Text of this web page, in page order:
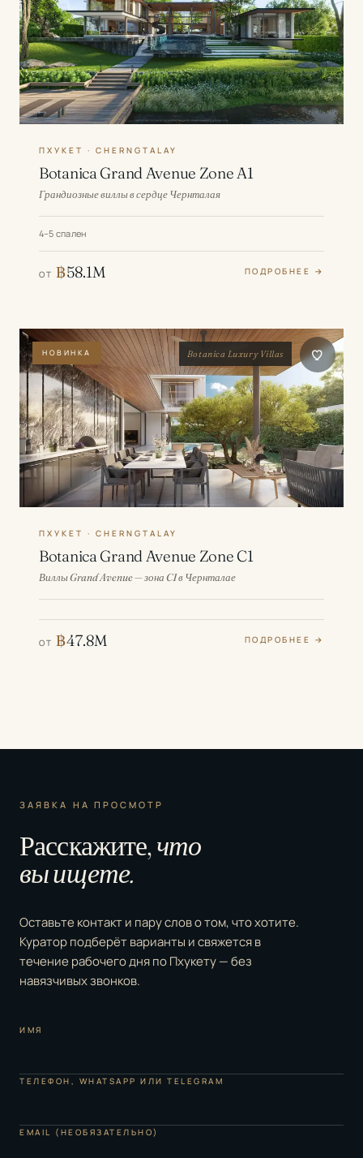
ПХУКЕТ · CHERNGTALAY
Botanica Grand Avenue Zone A1
Грандиозные виллы в сердце Чернталая
4–5 спален
ОТ ฿58.1M ПОДРОБНЕЕ →
НОВИНКА Botanica Luxury Villas
ПХУКЕТ · CHERNGTALAY
Botanica Grand Avenue Zone C1
Виллы Grand Avenue — зона C1 в Чернталае
ОТ ฿47.8M ПОДРОБНЕЕ →
ЗАЯВКА НА ПРОСМОТР
Расскажите,что
вы ищете.
Оставьте контакт и пару слов о том, что хотите.
Куратор подберёт варианты и свяжется в
течение рабочего дня по Пхукету — без
навязчивых звонков.
ИМЯ
ТЕЛЕФОН, WHATSAPP ИЛИ TELEGRAM
EMAIL (НЕОБЯЗАТЕЛЬНО)